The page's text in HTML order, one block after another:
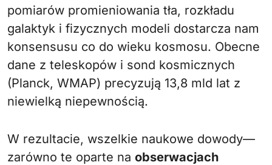
pomiarów promieniowania tła, rozkładu
galaktyk i fizycznych modeli dostarcza nam
konsensusu co do wieku kosmosu. Obecne
dane z teleskopów i sond kosmicznych
(Planck, WMAP) precyzują 13,8 mld lat z
niewielką niepewnością.
W rezultacie, wszelkie naukowe dowody—
zarówno te oparte na obserwacjach